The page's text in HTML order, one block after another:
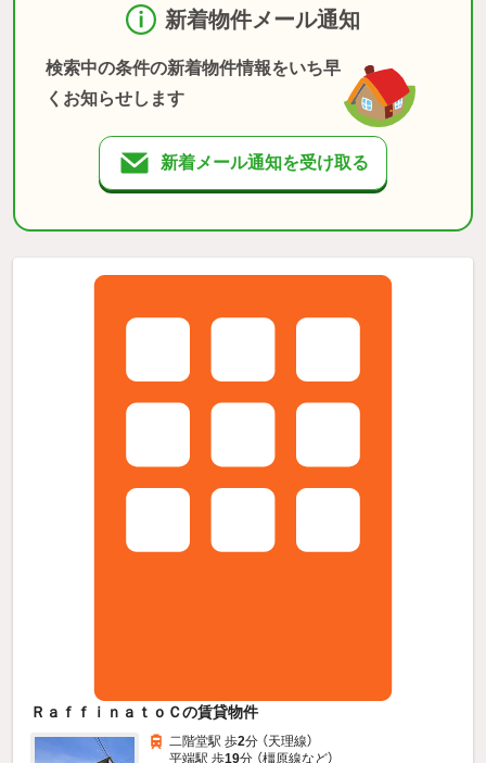
新着物件メール通知
検索中の条件の新着物件情報をいち早
くお知らせします
新着メール通知を受け取る
ＲａｆｆｉｎａｔｏＣの賃貸物件
二階堂駅 歩2分 （天理線）
平端駅 歩19分 （橿原線など）